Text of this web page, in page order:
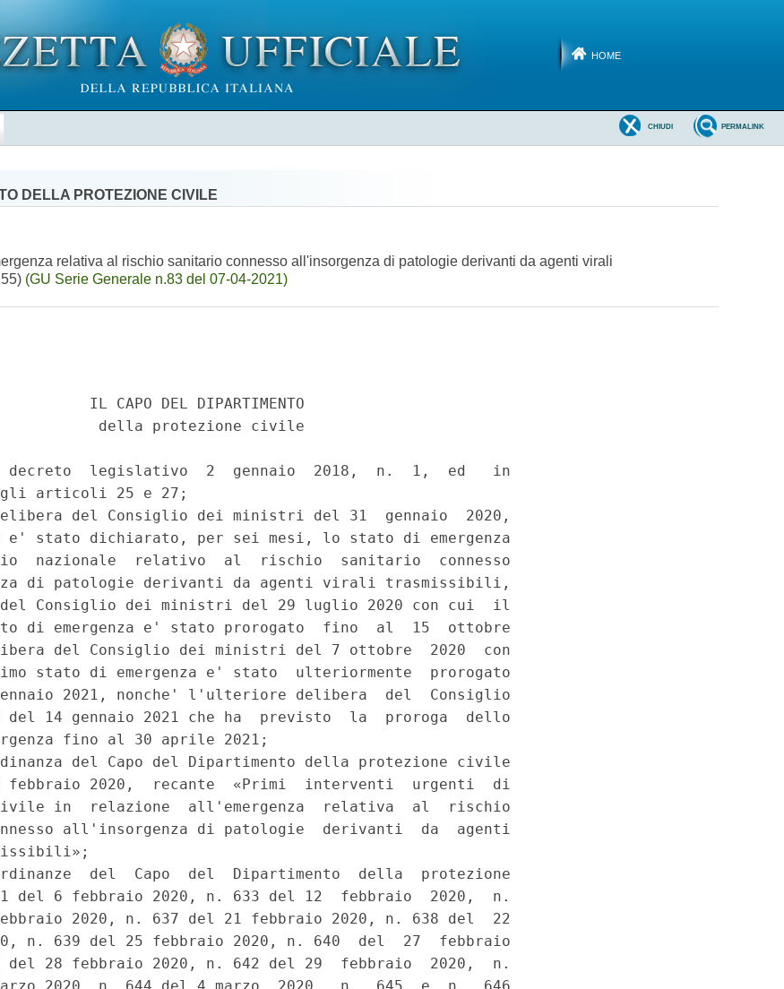
HOME
PERMALINK
CHIUDI
DELLA PROTEZIONE CIVILE
relativa al rischio sanitario connesso all'insorgenza di patologie derivanti da agenti virali
(GU Serie Generale n.83 del 07-04-2021)